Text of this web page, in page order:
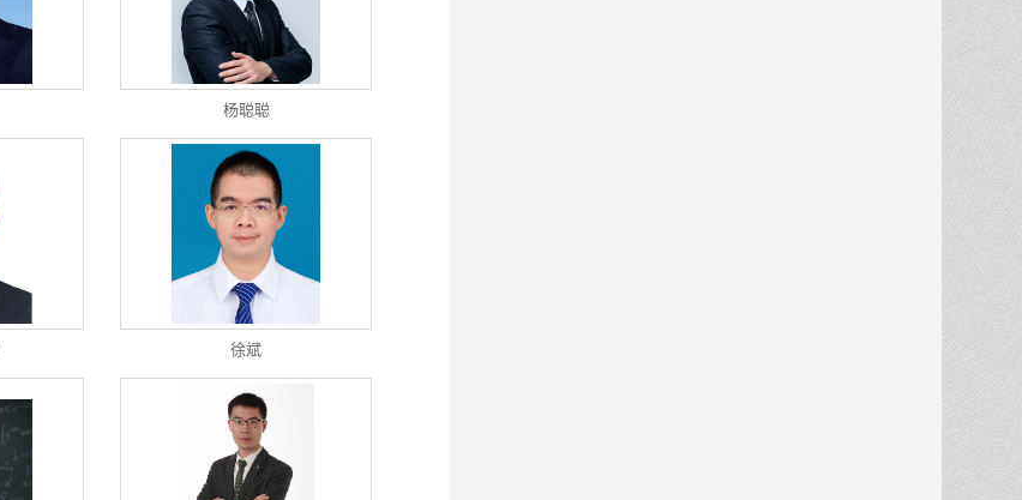
杨聪聪
徐斌